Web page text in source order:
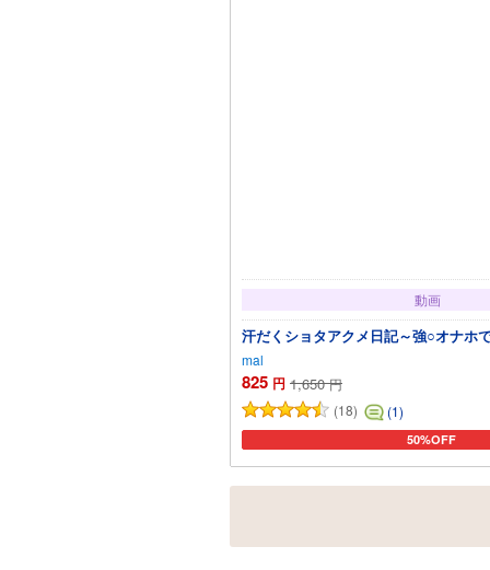
動画
汗だくショタアクメ日記～強○オナホ
mal
825 円 1,650 円
(18)
(1)
50%OFF
カートに追加